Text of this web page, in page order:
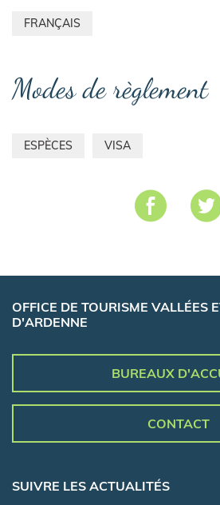
FRANÇAIS
Modes de règlement
ESPÈCES VISA
OFFICE DE TOURISME VALLÉES
D'ARDENNE
BUREAUX
CONTACT
SUIVRE LES ACTUALITÉS